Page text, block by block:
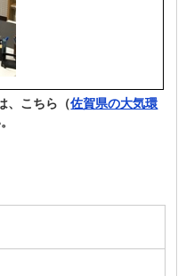
、こちら（佐賀県の大気環